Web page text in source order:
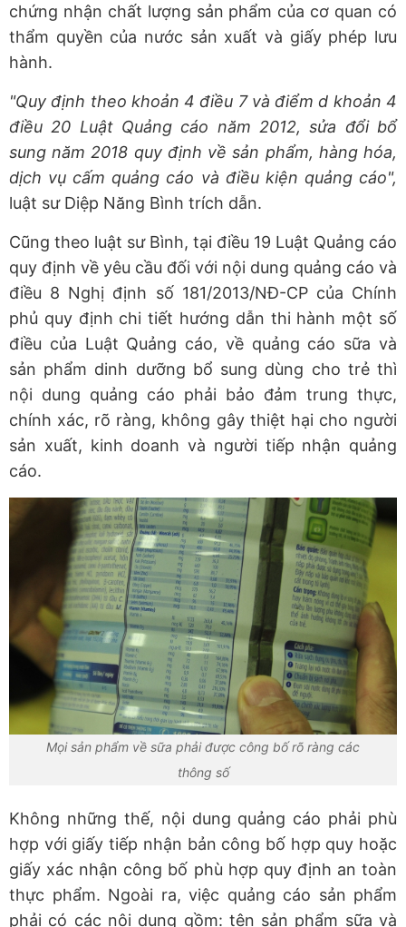
chứng nhận chất lượng sản phẩm của cơ quan có
thẩm quyền của nước sản xuất và giấy phép lưu
hành.
"Quy định theo khoản 4 điều 7 và điểm d khoản 4
điều 20 Luật Quảng cáo năm 2012, sửa đổi bổ
sung năm 2018 quy định về sản phẩm, hàng hóa,
dịch vụ cấm quảng cáo và điều kiện quảng cáo",
luật sư Diệp Năng Bình trích dẫn.
Cũng theo luật sư Bình, tại điều 19 Luật Quảng cáo
quy định về yêu cầu đối với nội dung quảng cáo và
điều 8 Nghị định số 181/2013/NĐ-CP của Chính
phủ quy định chi tiết hướng dẫn thi hành một số
điều của Luật Quảng cáo, về quảng cáo sữa và
sản phẩm dinh dưỡng bổ sung dùng cho trẻ thì
nội dung quảng cáo phải bảo đảm trung thực,
chính xác, rõ ràng, không gây thiệt hại cho người
sản xuất, kinh doanh và người tiếp nhận quảng
cáo.
Mọi sản phẩm về sữa phải được công bố rõ ràng các
thông số
Không những thế, nội dung quảng cáo phải phù
hợp với giấy tiếp nhận bản công bố hợp quy hoặc
giấy xác nhận công bố phù hợp quy định an toàn
thực phẩm. Ngoài ra, việc quảng cáo sản phẩm
phải có các nội dung gồm: tên sản phẩm sữa và